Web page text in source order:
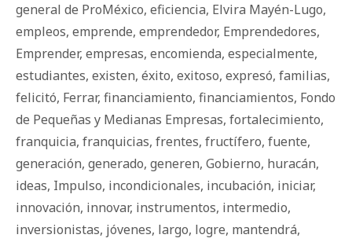
general de ProMéxico, eficiencia, Elvira Mayén-Lugo,
empleos, emprende, emprendedor, Emprendedores,
Emprender, empresas, encomienda, especialmente,
estudiantes, existen, éxito, exitoso, expresó, familias,
felicitó, Ferrar, financiamiento, financiamientos, Fondo
de Pequeñas y Medianas Empresas, fortalecimiento,
franquicia, franquicias, frentes, fructífero, fuente,
generación, generado, generen, Gobierno, huracán,
ideas, Impulso, incondicionales, incubación, iniciar,
innovación, innovar, instrumentos, intermedio,
inversionistas, jóvenes, largo, logre, mantendrá,